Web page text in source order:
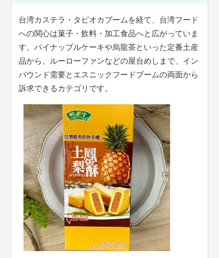
台湾カステラ・タピオカブームを経て、台湾フード
への関心は菓子・飲料・加工食品へと広がっていま
す。パイナップルケーキや烏龍茶といった定番土産
品から、ルーローファンなどの屋台めしまで、イン
バウンド需要とエスニックフードブームの両面から
訴求できるカテゴリです。